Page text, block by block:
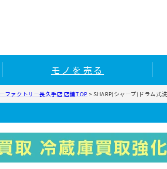
モノを売る
ファクトリー長久手店 店舗TOP >SHARP(シャープ)ドラム式